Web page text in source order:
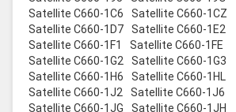
Satellite C660-1C6
Satellite C660-1CZ
Satellite C660-1D7
Satellite C660-1E2
Satellite C660-1F1
Satellite C660-1FE
Satellite C660-1G2
Satellite C660-1G3
Satellite C660-1H6
Satellite C660-1HL
Satellite C660-1J2
Satellite C660-1J6
Satellite C660-1JG
Satellite C660-1JH